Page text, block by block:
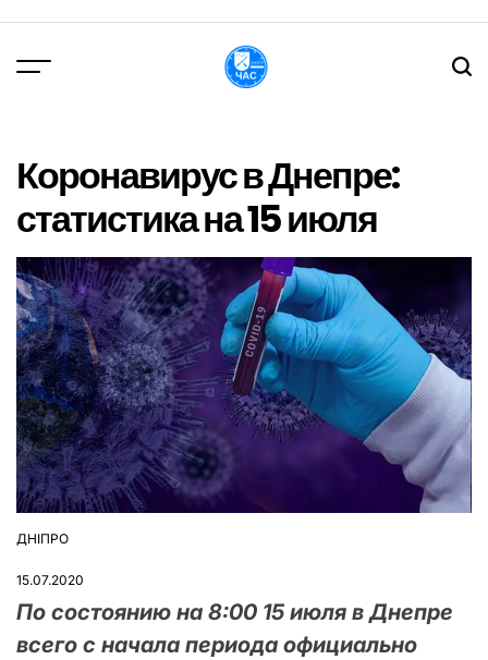
вмісту
Коронавирус в Днепре:
статистика на 15 июля
ОПУБЛІКУВАТИ
ДНІПРО
15.07.2020
По состоянию на 8:00 15 июля в Днепре
всего с начала периода официально